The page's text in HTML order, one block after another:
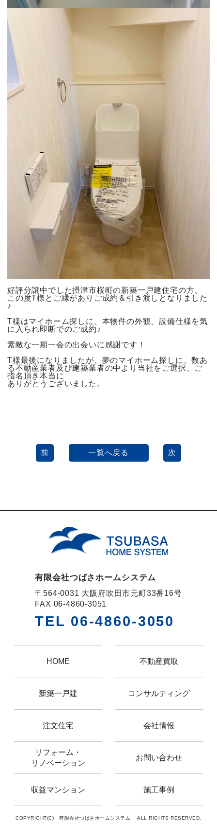
好評分譲中でした摂津市桜町の新築一戸建住宅の方、
この度T様とご縁がありご成約＆引き渡しとなりました
♪
T様はマイホーム探しに、本物件の外観、設備仕様を気
に入られ即断でのご成約♪
素敵な一期一会の出会いに感謝です！
T様最後になりましたが、夢のマイホーム探しに、数あ
る不動産業者及び建築業者の中より当社をご選択、ご
指名頂き本当に
ありがとうございました。
前 一覧へ戻る 次
有限会社つばさホームシステム
〒564-0031 大阪府吹田市元町33番16号
FAX 06-4860-3051
TEL 06-4860-3050
HOME 不動産買取
新築一戸建 コンサルティング
注文住宅 会社情報
リフォーム・
リノベーション
お問い合わせ
収益マンション 施工事例
COPYRIGHT(C) 有限会社つばさホームシステム ALL RIGHTS RESERVED.